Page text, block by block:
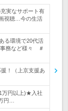
実なサポート有
視聴…今の生活
る環境で20代活
事務など様々 ＃
！（上京支援あ
万円以上)★入社
円…